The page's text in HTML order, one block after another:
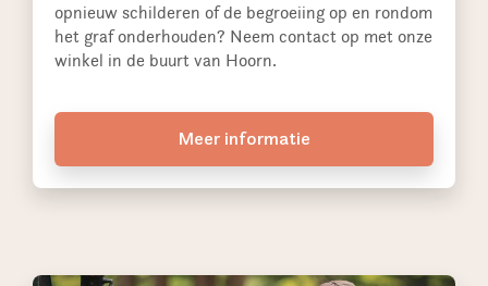
opnieuw schilderen of de begroeiing op en rondom
het graf onderhouden? Neem contact op met onze
winkel in de buurt van Hoorn.
Meer informatie